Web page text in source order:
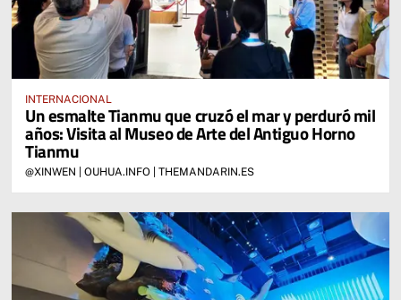
INTERNACIONAL
Un esmalte Tianmu que cruzó el mar y perduró mil
años: Visita al Museo de Arte del Antiguo Horno
Tianmu
@XINWEN | OUHUA.INFO | THEMANDARIN.ES